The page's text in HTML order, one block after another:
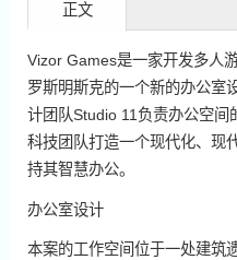
正文
Vizor Games是一家开发多人
罗斯明斯克的一个新的办公室
计团队Studio 11负责办公空
科技团队打造一个现代化、现
持其智慧办公。
办公室设计
本案的工作空间位于一处建筑